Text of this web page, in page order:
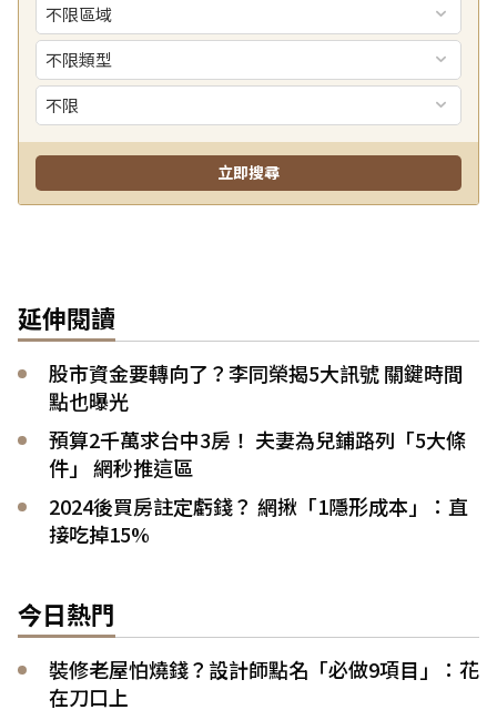
延伸閱讀
股市資金要轉向了？李同榮揭5大訊號 關鍵時間
點也曝光
預算2千萬求台中3房！ 夫妻為兒鋪路列「5大條
件」 網秒推這區
2024後買房註定虧錢？ 網揪「1隱形成本」：直
接吃掉15%
今日熱門
裝修老屋怕燒錢？設計師點名「必做9項目」：花
在刀口上